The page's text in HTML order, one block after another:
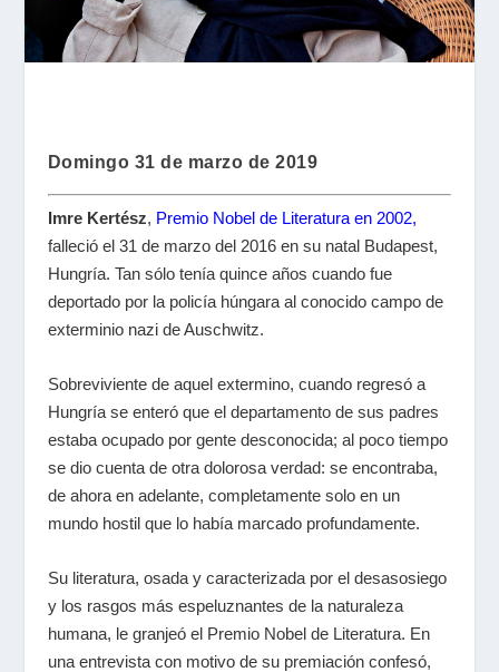
Domingo 31 de marzo de 2019
Imre Kertész, Premio Nobel de Literatura en 2002,
falleció el 31 de marzo del 2016 en su natal Budapest,
Hungría. Tan sólo tenía quince años cuando fue
deportado por la policía húngara al conocido campo de
exterminio nazi de Auschwitz.
Sobreviviente de aquel extermino, cuando regresó a
Hungría se enteró que el departamento de sus padres
estaba ocupado por gente desconocida; al poco tiempo
se dio cuenta de otra dolorosa verdad: se encontraba,
de ahora en adelante, completamente solo en un
mundo hostil que lo había marcado profundamente.
Su literatura, osada y caracterizada por el desasosiego
y los rasgos más espeluznantes de la naturaleza
humana, le granjeó el Premio Nobel de Literatura. En
una entrevista con motivo de su premiación confesó,